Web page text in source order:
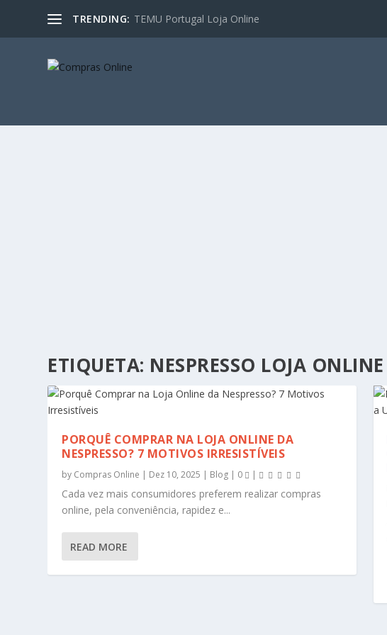
TRENDING: TEMU Portugal Loja Online
ETIQUETA: NESPRESSO LOJA ONLINE
PORQUÊ COMPRAR NA LOJA ONLINE DA
NESPRESSO? 7 MOTIVOS IRRESISTÍVEIS
by Compras Online | Dez 10, 2025 | Blog | 0 |
Cada vez mais consumidores preferem realizar compras
online, pela conveniência, rapidez e...
READ MORE